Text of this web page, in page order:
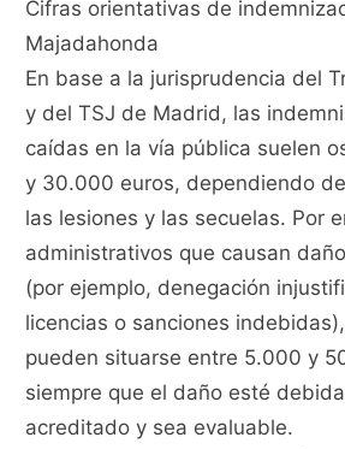
Cifras orientativas de
Majadahonda
En base a la jurisprudencia del
y del TSJ de Madrid, las
caídas en la vía pública suelen
y 30.000 euros, dependiendo
las lesiones y las secuelas. Por
administrativos que causan
(por ejemplo, denegación
licencias o sanciones
pueden situarse entre 5.000 y
siempre que el daño esté
acreditado y sea evaluable.